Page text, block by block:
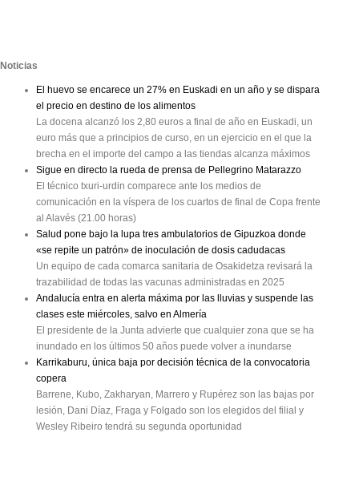
Noticias
El huevo se encarece un 27% en Euskadi en un año y se dispara
el precio en destino de los alimentos
La docena alcanzó los 2,80 euros a final de año en Euskadi, un
euro más que a principios de curso, en un ejercicio en el que la
brecha en el importe del campo a las tiendas alcanza máximos
Sigue en directo la rueda de prensa de Pellegrino Matarazzo
El técnico txuri-urdin comparece ante los medios de
comunicación en la víspera de los cuartos de final de Copa frente
al Alavés (21.00 horas)
Salud pone bajo la lupa tres ambulatorios de Gipuzkoa donde
«se repite un patrón» de inoculación de dosis cadudacas
Un equipo de cada comarca sanitaria de Osakidetza revisará la
trazabilidad de todas las vacunas administradas en 2025
Andalucía entra en alerta máxima por las lluvias y suspende las
clases este miércoles, salvo en Almería
El presidente de la Junta advierte que cualquier zona que se ha
inundado en los últimos 50 años puede volver a inundarse
Karrikaburu, única baja por decisión técnica de la convocatoria
copera
Barrene, Kubo, Zakharyan, Marrero y Rupérez son las bajas por
lesión, Dani Díaz, Fraga y Folgado son los elegidos del filial y
Wesley Ribeiro tendrá su segunda oportunidad